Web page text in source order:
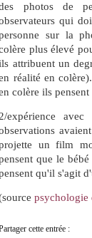
photos de
qui
sur la
plus élevé
attribuent un
réalité en
colère ils
expérience
un film
que le
qu'il s'agit
psychologie
cette entrée :